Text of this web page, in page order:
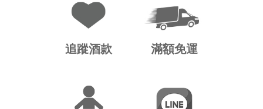
追蹤酒款 滿額免運